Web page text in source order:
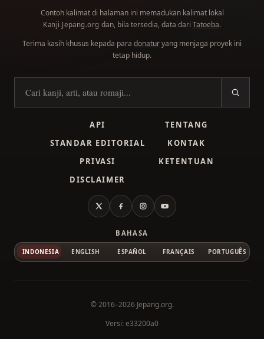
Contoh kalimat di halaman ini memadukan kalimat lokal
Kanji.Jepang.org dan, bila tersedia, data dari Tatoeba.
Terima kasih khusus kepada para donaturyang menjaga proyek ini
tetap hidup.
Cari kanji
API
TENTANG
STANDAR EDITORIAL
KONTAK
PRIVASI
KETENTUAN
DISCLAIMER
X FacebookInstagramYouTube
BAHASA
INDONESIA ENGLISH ESPAÑOL FRANÇAIS PORTUGUÊS
© 2016–2026 Jepang.org.
Versi: e33200a0